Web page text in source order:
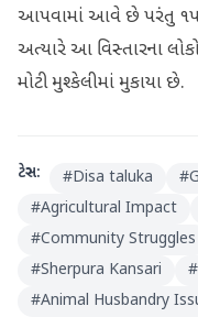
આપવામાં આવે છે પરંતુ ૧૫
અત્યારે આ વિસ્તારના
મોટી મુશ્કેલીમાં મુકાયા છે.
ટેગ્સ: #Disa taluka #
#Agricultural Impact
#Community Struggles
#Sherpura Kansari #
#Animal Husbandry